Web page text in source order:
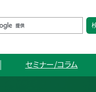
セミナー/コラム